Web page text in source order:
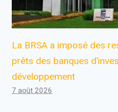
La BRSA a imposé des
prêts des banques
développement
7 août 2026